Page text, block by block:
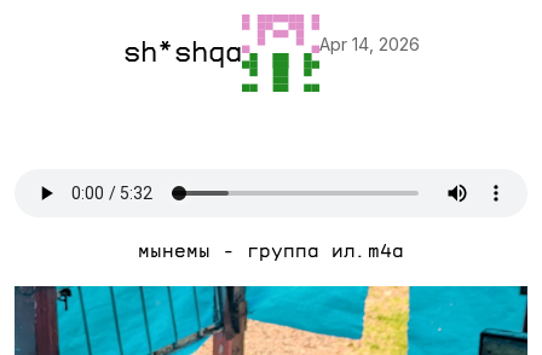
sh*shqa Apr 14, 2026
мынемы - группа ил.m4a